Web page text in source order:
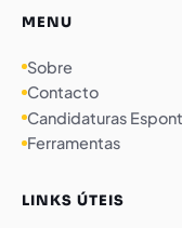
MENU
Sobre
Contacto
Candidaturas
Ferramentas
LINKS ÚTEIS